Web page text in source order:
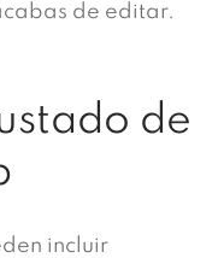
de editar.
de
incluir